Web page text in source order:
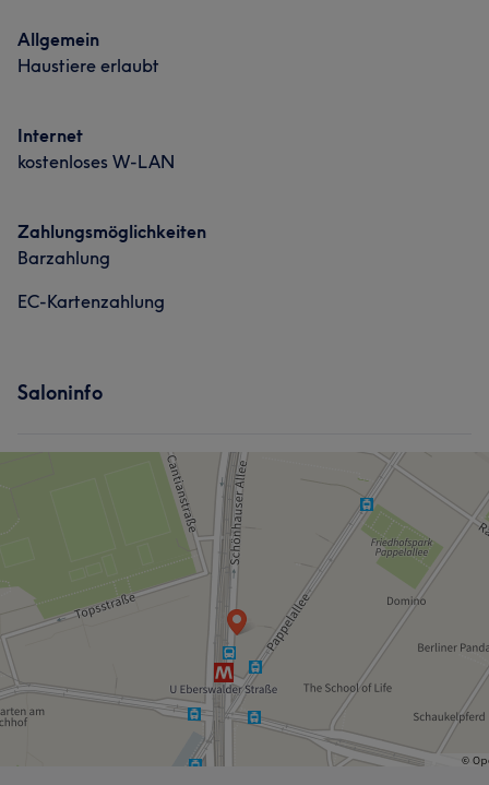
Allgemein
Haustiere erlaubt
Internet
kostenloses W-LAN
Zahlungsmöglichkeiten
Barzahlung
EC-Kartenzahlung
Saloninfo